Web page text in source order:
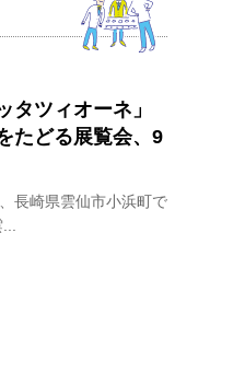
タツィオーネ」
たどる展覧会、9
長崎県雲仙市小浜町で